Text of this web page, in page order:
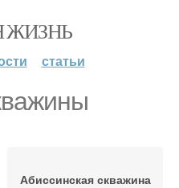
ЖИЗНЬ
статьи
Абиссинская скважина